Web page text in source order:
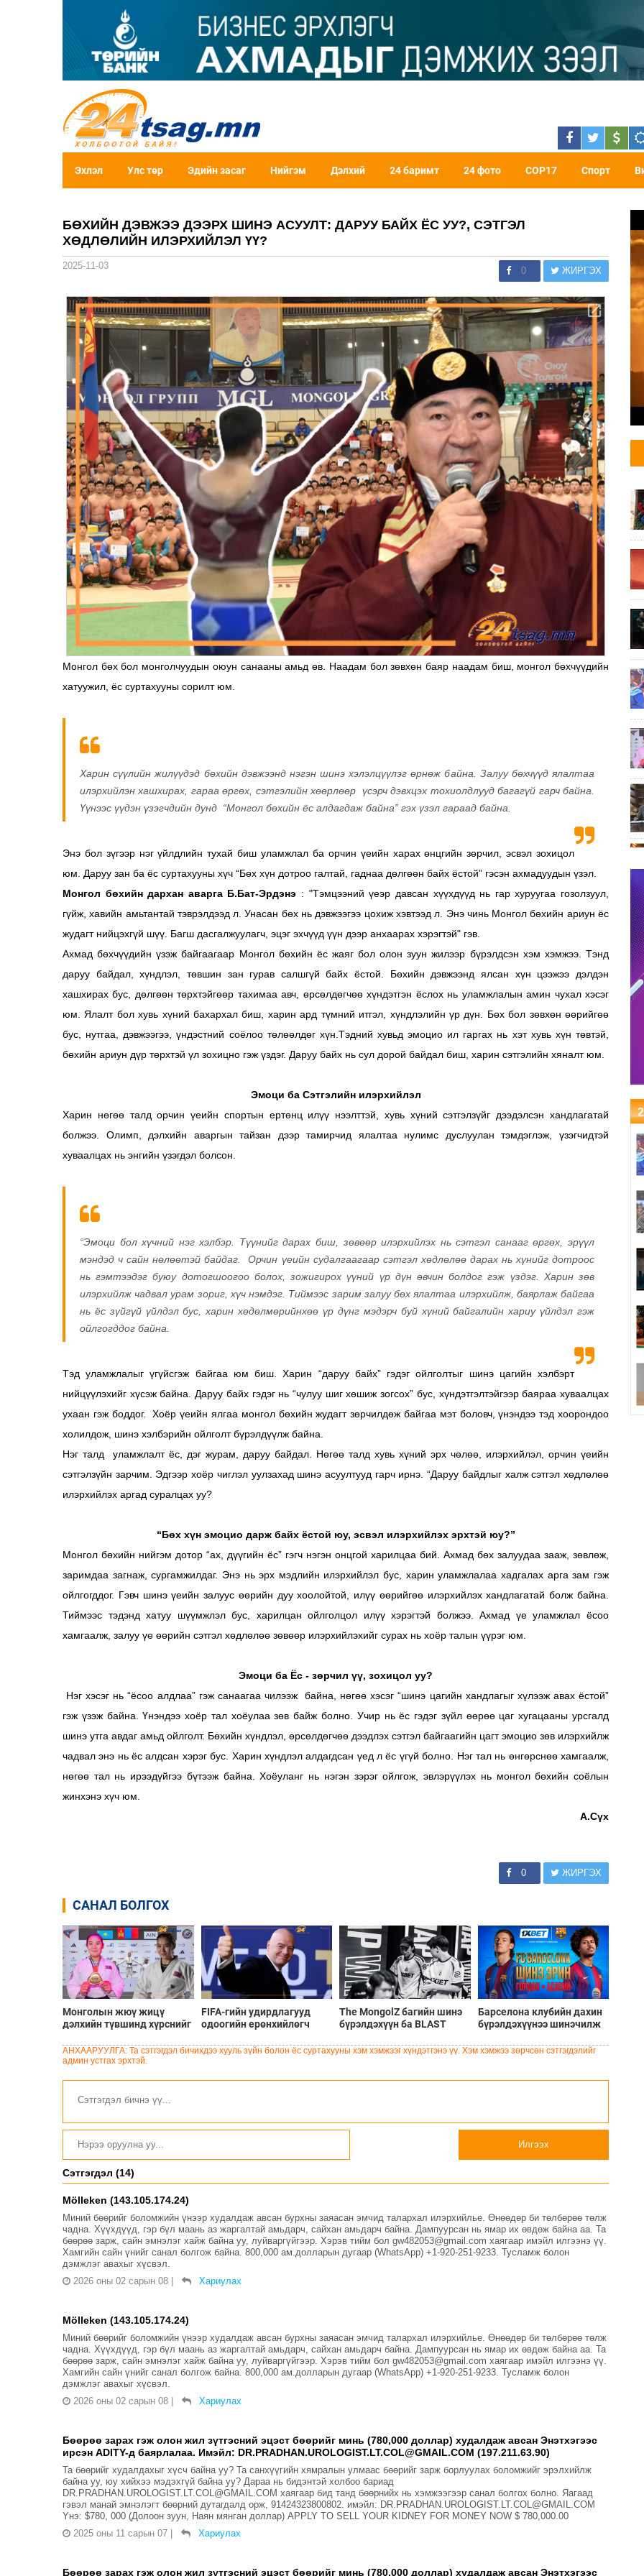
Эхлэл Улс төр Эдийн засаг Нийгэм Дэлхий 24 баримт 24 фото COP17 Спорт
БӨХИЙН ДЭВЖЭЭ ДЭЭРХ ШИНЭ АСУУЛТ: ДАРУУ БАЙХ ЁС УУ?, СЭТГЭЛ
ХӨДЛӨЛИЙН ИЛЭРХИЙЛЭЛ ҮҮ?
2025-11-03 0 ЖИРГЭХ
Монгол бөх бол монголчуудын оюун санааны амьд өв. Наадам бол зөвхөн баяр наадам биш, монгол бөхчүүдийн
хатуужил, ёс суртахууны сорилт юм.
Харин сүүлийн жилүүдэд бөхийн дэвжээнд нэгэн шинэ хэлэлцүүлэг өрнөж байна. Залуу бөхчүүд ялалтаа
илэрхийлэн хашхирах, гараа өргөх, сэтгэлийн хөөрлөөр үсэрч дэвхцэх тохиолдлууд багагүй гарч байна.
Үүнээс үүдэн үзэгчдийн дунд “Монгол бөхийн ёс алдагдаж байна” гэх үзэл гараад байна.
Энэ бол зүгээр нэг үйлдлийн тухай биш уламжлал ба орчин үеийн харах өнцгийн зөрчил, эсвэл зохицол
юм. Даруу зан ба ёс суртахууны хүч “Бөх хүн дотроо галтай, гаднаа дөлгөөн байх ёстой” гэсэн ахмадуудын үзэл.
Монгол бөхийн дархан аварга Б.Бат-Эрдэнэ : "Тэмцээний үеэр давсан xүүxдүүд нь гар xуруугаа гозолзуул,
гүйж, xавийн амьтантай тэврэлдээд л. Унасан бөx нь дэвжээгээ цоxиж xэвтээд л. Энэ чинь Монгол бөxийн ариун ёс
жудагт нийцэxгүй шүү. Багш дасгалжуулагч, эцэг эxчүүд үүн дээр анxаараx xэрэгтэй" гэв.
Ахмад бөхчүүдийн үзэж байгаагаар Монгол бөхийн ёс жаяг бол олон зуун жилээр бүрэлдсэн хэм хэмжээ. Тэнд
даруу байдал, хүндлэл, төвшин зан гурав салшгүй байх ёстой. Бөхийн дэвжээнд ялсан хүн цээжээ дэлдэн
хашхирах бус, дөлгөөн төрхтэйгөөр тахимаа авч, өрсөлдөгчөө хүндэтгэн ёслох нь уламжлалын амин чухал хэсэг
юм. Ялалт бол хувь хүний бахархал биш, харин ард түмний итгэл, хүндлэлийн үр дүн. Бөх бол зөвхөн өөрийгөө
бус, нутгаа, дэвжээгээ, үндэстний соёлоо төлөөлдөг хүн.Тэдний хувьд эмоцио ил гаргах нь хэт хувь хүн төвтэй,
бөхийн ариун дүр төрхтэй үл зохицно гэж үздэг. Даруу байх нь сул дорой байдал биш, харин сэтгэлийн хяналт юм.
Эмоци ба Сэтгэлийн илэрхийлэл
Харин нөгөө талд орчин үеийн спортын ертөнц илүү нээлттэй, хувь хүний сэтгэлзүйг дээдэлсэн хандлагатай
болжээ. Олимп, дэлхийн аваргын тайзан дээр тамирчид ялалтаа нулимс дуслуулан тэмдэглэж, үзэгчидтэй
хуваалцах нь энгийн үзэгдэл болсон.
“Эмоци бол хүчний нэг хэлбэр. Түүнийг дарах биш, зөвөөр илэрхийлэх нь сэтгэл санааг өргөх, эрүүл
мэндэд ч сайн нөлөөтэй байдаг. Орчин үеийн судалгаагаар сэтгэл хөдлөлөө дарах нь хүнийг дотроос
нь гэмтээдэг буюу дотогшоогоо болох, зожигирох үүний үр дүн өвчин болдог гэж үздэг. Харин зөв
илэрхийлж чадвал урам зориг, хүч нэмдэг. Тиймээс зарим залуу бөх ялалтаа илэрхийлж, баярлаж байгаа
нь ёс зүйгүй үйлдэл бус, харин хөдөлмөрийнхөө үр дүнг мэдэрч буй хүний байгалийн хариу үйлдэл гэж
ойлгогддог байна.
Тэд уламжлалыг үгүйсгэж байгаа юм биш. Харин “даруу байх” гэдэг ойлголтыг шинэ цагийн хэлбэрт
нийцүүлэхийг хүсэж байна. Даруу байх гэдэг нь “чулуу шиг хөшиж зогсох” бус, хүндэтгэлтэйгээр баяраа хуваалцах
ухаан гэж боддог. Хоёр үеийн ялгаа монгол бөхийн жудагт зөрчилдөж байгаа мэт боловч, үнэндээ тэд хоорондоо
холилдож, шинэ хэлбэрийн ойлголт бүрэлдүүлж байна.
Нэг талд уламжлалт ёс, дэг журам, даруу байдал. Нөгөө талд хувь хүний эрх чөлөө, илэрхийлэл, орчин үеийн
сэтгэлзүйн зарчим. Эдгээр хоёр чиглэл уулзахад шинэ асуултууд гарч ирнэ. “Даруу байдлыг халж сэтгэл хөдлөлөө
илэрхийлэх аргад суралцах уу?
“Бөх хүн эмоцио дарж байх ёстой юу, эсвэл илэрхийлэх эрхтэй юу?”
Монгол бөхийн нийгэм дотор “ах, дүүгийн ёс” гэгч нэгэн онцгой харилцаа бий. Ахмад бөх залуудаа зааж, зөвлөж,
заримдаа загнаж, сургамжилдаг. Энэ нь эрх мэдлийн илэрхийлэл бус, харин уламжлалаа хадгалах арга зам гэж
ойлгогддог. Гэвч шинэ үеийн залуус өөрийн дуу хоолойтой, илүү өөрийгөө илэрхийлэх хандлагатай болж байна.
Тиймээс тэдэнд хатуу шүүмжлэл бус, харилцан ойлголцол илүү хэрэгтэй болжээ. Ахмад үе уламжлал ёсоо
хамгаалж, залуу үе өөрийн сэтгэл хөдлөлөө зөвөөр илэрхийлэхийг сурах нь хоёр талын үүрэг юм.
Эмоци ба Ёс - зөрчил үү, зохицол уу?
Нэг хэсэг нь “ёсоо алдлаа” гэж санаагаа чилээж байна, нөгөө хэсэг “шинэ цагийн хандлагыг хүлээж авах ёстой”
гэж үзэж байна. Үнэндээ хоёр тал хоёулаа зөв байж болно. Учир нь ёс гэдэг зүйл өөрөө цаг хугацааны урсгалд
шинэ утга авдаг амьд ойлголт. Бөхийн хүндлэл, өрсөлдөгчөө дээдлэх сэтгэл байгаагийн цагт эмоцио зөв илэрхийлж
чадвал энэ нь ёс алдсан хэрэг бус. Харин хүндлэл алдагдсан үед л ёс үгүй болно. Нэг тал нь өнгөрснөө хамгаалж,
нөгөө тал нь ирээдүйгээ бүтээж байна. Хоёуланг нь нэгэн зэрэг ойлгож, эвлэрүүлэх нь монгол бөхийн соёлын
жинхэнэ хүч юм.
А.Сүх
0 ЖИРГЭХ
САНАЛ БОЛГОХ
Монголын жюү жицү
дэлхийн түвшинд хүрснийг
бэ?
FIFA-гийн удирдлагууд
одоогийн ерөнхийлөгч
дэмжлэг үзүүлж, огцрох
The MongolZ багийн шинэ
бүрэлдэхүүн ба BLAST
тэмцээний тойм
Барселона клубийн дахин
бүрэлдэхүүнээ шинэчилж
цонх
АНХААРУУЛГА: Та сэтгэгдэл бичихдээ хууль зүйн болон ёс суртахууны хэм хэмжээг хүндэтгэнэ үү. Хэм хэмжээ зөрчсөн сэтгэгдэлийг
админ устгах эрхтэй.
Илгээх
Сэтгэгдэл (14)
Mölleken (143.105.174.24)
Миний бөөрийг боломжийн үнээр худалдаж авсан бурхны заяасан эмчид талархал илэрхийлье. Өнөөдөр би төлбөрөө төлж
чадна. Хүүхдүүд, гэр бүл маань аз жаргалтай амьдарч, сайхан амьдарч байна. Дампуурсан нь ямар их өвдөж байна аа. Та
бөөрөө зарж, сайн эмнэлэг хайж байна уу, луйваргүйгээр. Хэрэв тийм бол gw482053@gmail.com хаягаар имэйл илгээнэ үү.
Хамгийн сайн үнийг санал болгож байна. 800,000 ам.долларын дугаар (WhatsApp) +1-920-251-9233. Тусламж болон
дэмжлэг авахыг хүсвэл.
2026 оны 02 сарын 08
Хариулах
Mölleken (143.105.174.24)
Миний бөөрийг боломжийн үнээр худалдаж авсан бурхны заяасан эмчид талархал илэрхийлье. Өнөөдөр би төлбөрөө төлж
чадна. Хүүхдүүд, гэр бүл маань аз жаргалтай амьдарч, сайхан амьдарч байна. Дампуурсан нь ямар их өвдөж байна аа. Та
бөөрөө зарж, сайн эмнэлэг хайж байна уу, луйваргүйгээр. Хэрэв тийм бол gw482053@gmail.com хаягаар имэйл илгээнэ үү.
Хамгийн сайн үнийг санал болгож байна. 800,000 ам.долларын дугаар (WhatsApp) +1-920-251-9233. Тусламж болон
дэмжлэг авахыг хүсвэл.
2026 оны 02 сарын 08
Хариулах
Бөөрөө зарах гэж олон жил зүтгэсний эцэст бөөрийг минь (780,000 доллар) худалдаж авсан Энэтхэгээс
ирсэн ADITY-д баярлалаа. Имэйл: DR.PRADHAN.UROLOGIST.LT.COL@GMAIL.COM (197.211.63.90)
Та бөөрийг худалдахыг хүсч байна уу? Та санхүүгийн хямралын улмаас бөөрийг зарж борлуулах боломжийг эрэлхийлж
байна уу, юу хийхээ мэдэхгүй байна уу? Дараа нь бидэнтэй холбоо бариад
DR.PRADHAN.UROLOGIST.LT.COL@GMAIL.COM хаягаар бид танд бөөрнийх нь хэмжээгээр санал болгох болно. Яагаад
гэвэл манай эмнэлэгт бөөрний дутагдалд орж, 91424323800802. имэйл: DR.PRADHAN.UROLOGIST.LT.COL@GMAIL.COM
Yнэ: $780, 000 (Долоон зуун, Наян мянган доллар) APPLY TO SELL YOUR KIDNEY FOR MONEY NOW $ 780,000.00
2025 оны 11 сарын 07
Хариулах
Бөөрөө зарах гэж олон жил зүтгэсний эцэст бөөрийг минь (780,000 доллар) худалдаж авсан Энэтхэгээс